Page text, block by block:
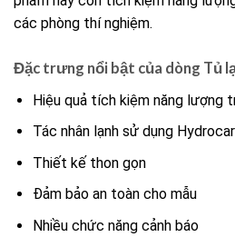
các phòng thí nghiệm.
Đặc trưng nổi bật của dòng Tủ
Hiệu quả tích kiệm năng lượng
Tác nhân lạnh sử dụng
Thiết kế thon gọn
Đảm bảo an toàn cho mẫu
Nhiều chức năng cảnh báo